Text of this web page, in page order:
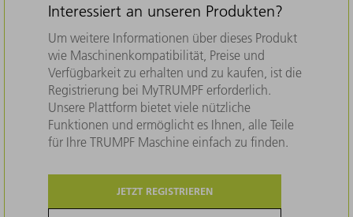
Interessiert an unseren Produkten?
Um weitere Informationen über dieses Produkt
wie Maschinenkompatibilität, Preise und
Verfügbarkeit zu erhalten und zu kaufen, ist die
Registrierung bei MyTRUMPF erforderlich.
Unsere Plattform bietet viele nützliche
Funktionen und ermöglicht es Ihnen, alle Teile
für Ihre TRUMPF Maschine einfach zu finden.
JETZT REGISTRIEREN